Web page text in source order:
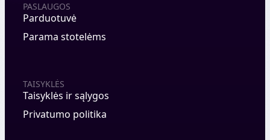
PASLAUGOS
Parduotuvė
Parama stotelėms
TAISYKLĖS
Taisyklės ir sąlygos
Privatumo politika